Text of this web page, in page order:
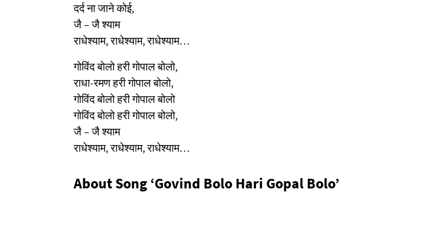
दर्द ना जाने कोई,
जै – जै श्याम
राधेश्याम, राधेश्याम, राधेश्याम…
गोविंद बोलो हरी गोपाल बोलो,
राधा-रमण हरी गोपाल बोलो,
गोविंद बोलो हरी गोपाल बोलो
गोविंद बोलो हरी गोपाल बोलो,
जै – जै श्याम
राधेश्याम, राधेश्याम, राधेश्याम…
About Song ‘Govind Bolo Hari Gopal Bolo’